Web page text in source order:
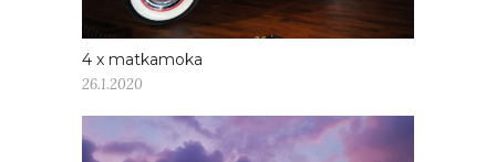
4 x matkamoka
26.1.2020